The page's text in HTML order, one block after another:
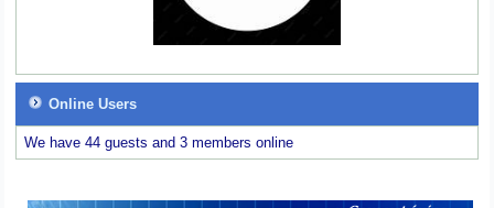
Online Users
We have 44 guests and 3 members online